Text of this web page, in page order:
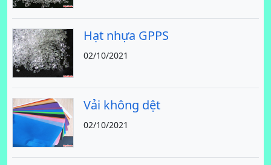
Hạt nhựa GPPS
02/10/2021
Vải không dệt
02/10/2021